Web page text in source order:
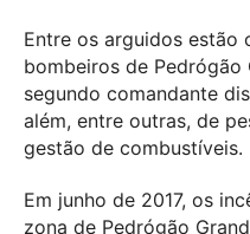
Entre os arguidos estão
bombeiros de Pedrógão
segundo comandante
além, entre outras, de
gestão de combustíveis.
Em junho de 2017, os
zona de Pedrógão